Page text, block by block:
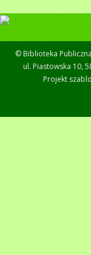
© Biblioteka
ul. Piastowska 10,
Projekt